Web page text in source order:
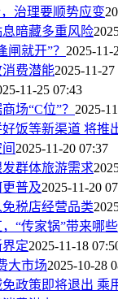
治理要顺势应变
暗藏多重风险
闸就开”？ 2025-11-
费潜能2025-11-27
11-25 07:43
场“C位”？ 2025-
饭等新渠道 将推
2025-11-20 07:37
群体旅游需求
普及2025-11-20
税店经营品类
“传家锅”带来哪
定2025-11-18
大市场2025-10-28
政策即将退出 乘